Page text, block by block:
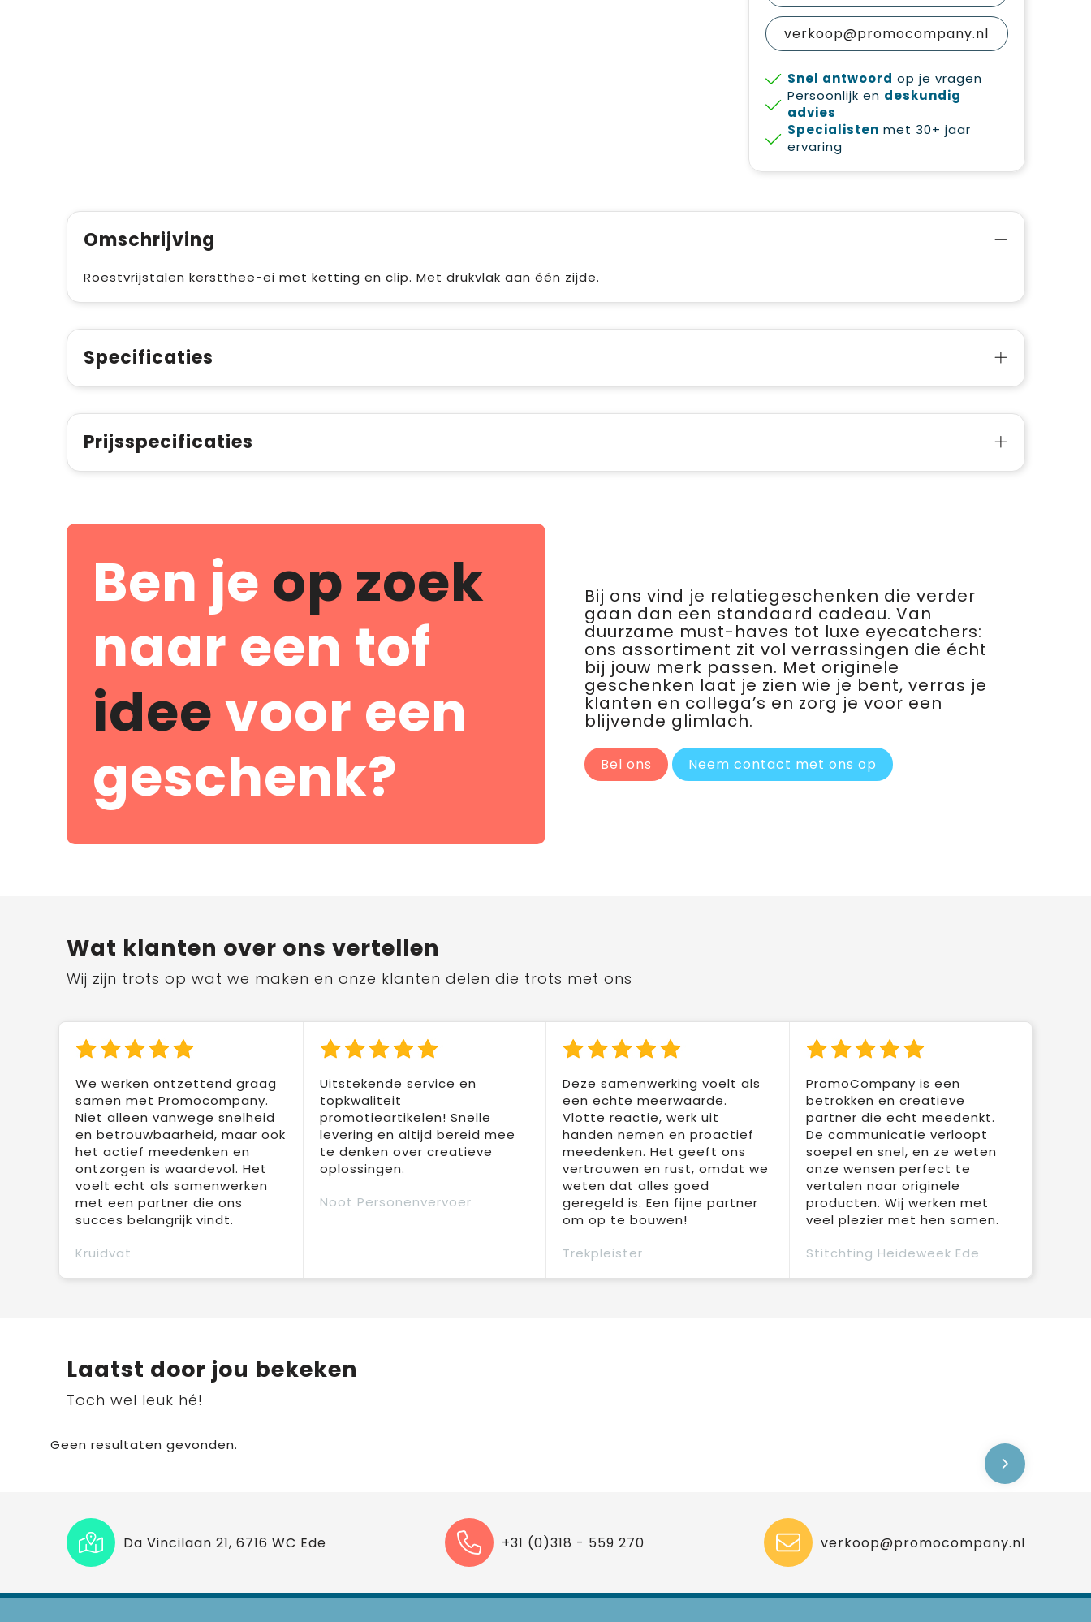
verkoop@promocompany.nl
Snel antwoord op je vragen
Persoonlijk en deskundig
advies
Specialisten met 30+ jaar
ervaring
Omschrijving
Roestvrijstalen kerstthee-ei met ketting en clip. Met drukvlak aan één zijde.
Specificaties
Prijsspecificaties
Ben je op zoek
naar een tof
ideevoor een
geschenk?
Bij ons vind je relatiegeschenken die verder
gaan dan een standaard cadeau. Van
duurzame must-haves tot luxe eyecatchers:
ons assortiment zit vol verrassingen die écht
bij jouw merk passen. Met originele
geschenken laat je zien wie je bent, verras je
klanten en collega’s en zorg je voor een
blijvende glimlach.
Bel ons Neem contact met ons op
Wat klanten over ons vertellen
Wij zijn trots op wat we maken en onze klanten delen die trots met ons
We werken ontzettend graag
samen met Promocompany.
Niet alleen vanwege snelheid
en betrouwbaarheid, maar ook
het actief meedenken en
ontzorgen is waardevol. Het
voelt echt als samenwerken
met een partner die ons
succes belangrijk vindt.
Kruidvat
Uitstekende service en
topkwaliteit
promotieartikelen! Snelle
levering en altijd bereid mee
te denken over creatieve
oplossingen.
Noot Personenvervoer
Deze samenwerking voelt als
een echte meerwaarde.
Vlotte reactie, werk uit
handen nemen en proactief
meedenken. Het geeft ons
vertrouwen en rust, omdat we
weten dat alles goed
geregeld is. Een fijne partner
om op te bouwen!
Trekpleister
PromoCompany is een
betrokken en creatieve
partner die echt meedenkt.
De communicatie verloopt
soepel en snel, en ze weten
onze wensen perfect te
vertalen naar originele
producten. Wij werken met
veel plezier met hen samen.
Stitchting Heideweek Ede
Laatst door jou bekeken
Toch wel leuk hé!
Geen resultaten gevonden.
Da Vincilaan 21, 6716 WC Ede +31 (0)318 - 559 270 verkoop@promocompany.nl